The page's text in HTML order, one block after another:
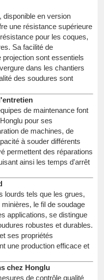
disponible en version
une résistance supérieure
pour les coques,
Sa facilité de
projection sont essentiels
dans les chantiers
des soudures sont
de maintenance font
pour ses
de machines, de
à souder différents
permettent des réparations
ainsi les temps d'arrêt
lourds tels que les grues,
le fil de soudage
applications, se distingue
robustes et durables.
ses propriétés
une production efficace et
chez Honglu
de contrôle qualité